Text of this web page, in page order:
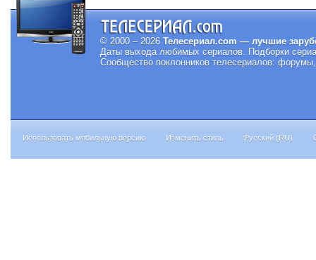
© 2000 – 2026 Телесериал.com — лучшие
Даты выхода любимых сериалов. Подборки
Сообщество поклонников телесериалов:
Использовать мобильную версию Изменить стиль Русский (RU)